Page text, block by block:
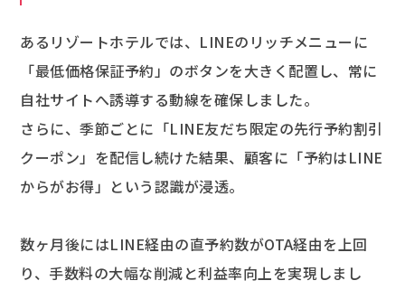
あるリゾートホテルでは、LINEのリッチメニューに
「最低価格保証予約」のボタンを大きく配置し、常に
自社サイトへ誘導する動線を確保しました。
さらに、季節ごとに「LINE友だち限定の先行予約割引
クーポン」を配信し続けた結果、顧客に「予約はLINE
からがお得」という認識が浸透。
数ヶ月後にはLINE経由の直予約数がOTA経由を上回
り、手数料の大幅な削減と利益率向上を実現しまし